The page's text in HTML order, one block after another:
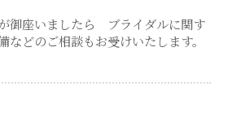
御座いましたら ブライダルに関す
などのご相談もお受けいたします。